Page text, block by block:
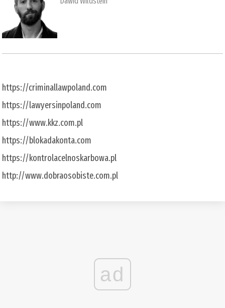
https://criminallawpoland.com
https://lawyersinpoland.com
https://www.kkz.com.pl
https://blokadakonta.com
https://kontrolacelnoskarbowa.pl
http://www.dobraosobiste.com.pl
ad